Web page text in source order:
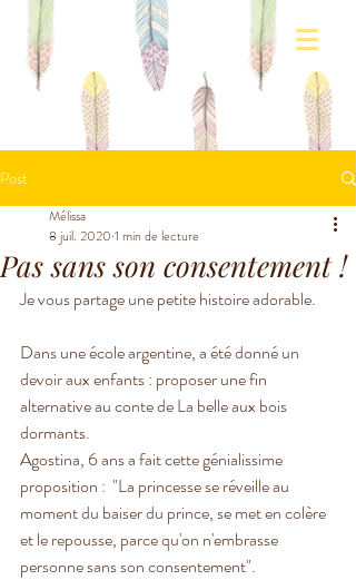
Post
Pas sans son consentement !
Mélissa
8 juil. 2020 1 min de lecture
Je vous partage une petite histoire adorable.
Dans une école argentine, a été donné un
devoir aux enfants : proposer une fin
alternative au conte de La belle aux bois
dormants.
Agostina, 6 ans a fait cette génialissime
proposition :  "La princesse se réveille au
moment du baiser du prince, se met en colère
et le repousse, parce qu'on n'embrasse
personne sans son consentement".